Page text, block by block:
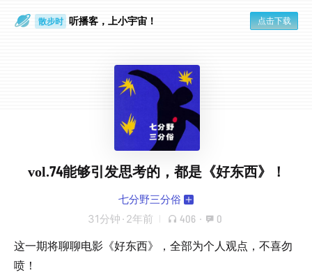
散步时 听播客，上小宇宙！ 点击下载
vol.74能够引发思考的，都是《好东西》！
七分野三分俗
31分钟 · 2年前 406 · 0
这一期将聊聊电影《好东西》，全部为个人观点，不喜勿
喷！